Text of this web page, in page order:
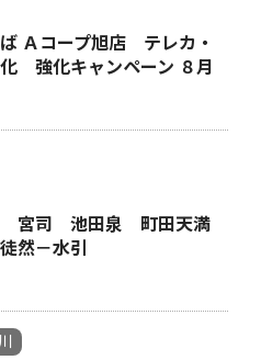
Ａコープ旭店 テレカ・
強化キャンペーン ８月
宮司 池田泉 町田天満
然－水引